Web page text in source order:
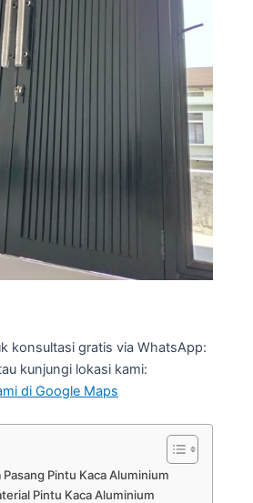
konsultasi gratis via WhatsApp:
kunjungi lokasi kami:
di Google Maps
Pintu Kaca Aluminium
Pintu Kaca Aluminium